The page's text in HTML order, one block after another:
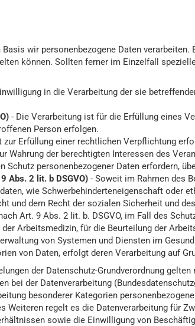
wir personenbezogene Daten
können. Sollten ferner im Einzelfall
in die Verarbeitung der sie
- Die Verarbeitung ist für die Erfüllung eines
Person erfolgen.
zur Erfüllung einer rechtlichen Verpflichtung
Wahrung der berechtigten Interessen des
personenbezogener Daten erfordern,
Abs. 2 lit. b DSGVO) - Soweit im Rahmen des
wie Schwerbehinderteneigenschaft oder
dem Recht der sozialen Sicherheit und
Art. 9 Abs. 2 lit. b. DSGVO, im Fall des
Arbeitsmedizin, für die Beurteilung der
von Systemen und Diensten im
von Daten, erfolgt deren Verarbeitung auf
der Datenschutz-Grundverordnung
der Datenverarbeitung
besonderer Kategorien
regelt es die Datenverarbeitung für
sowie die Einwilligung von